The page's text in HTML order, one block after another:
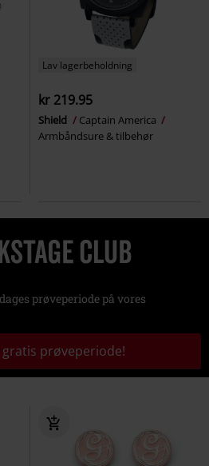
Lav lagerbeholdning
kr 219.95
Shield
Captain America
Armbåndsure & tilbehør
prøveperiode på vores
prøveperiode!